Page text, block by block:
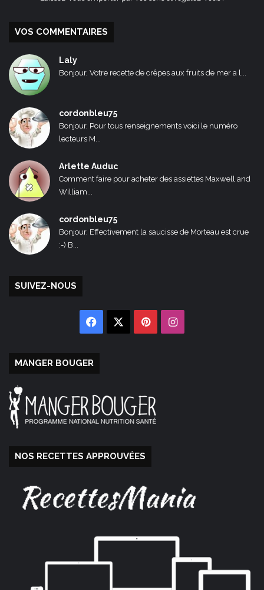
VOS COMMENTAIRES
Laly
Bonjour, Votre recette de crêpes aux fruits de mer a l...
cordonbleu75
Bonjour, Pour tous renseignements voici le numéro
lecteurs M...
Arlette Auduc
Comment faire pour acheter des assiettes Maxwell and
William...
cordonbleu75
Bonjour, Effectivement la saucisse de Morteau est crue
:-) B...
SUIVEZ-NOUS
Facebook PinterestInstagram
MANGER BOUGER
NOS RECETTES APPROUVÉES